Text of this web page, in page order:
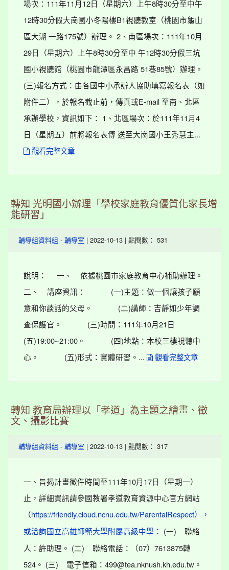
場次：111年11月12日（星期六）上午8時30分至中午
12時30分假大崗國小冬陽樓B1視聽教室（桃園市龜山
區大湖 一路175號）辦理。 2、南區場次：111年10月
29日（星期六）上午8時30分至中 午12時30分假三坑
國小視聽館（桃園市龍潭區永昌路 51巷85號）辦理。
(三)報名方式：由各國中小承辦人協助填寫報名表（如
附件二），於報名截止前，傳真或E-mail 至南、北區
承辦學校，資訊如下： 1、北區場次：於111年11月4
日（星期五）前將報名表傳 送至大崗國小王秀慧主...
觀看完整文章
轉知 光明國小辦理「學校家庭教育優質化家長增
能研習」
輔導組資料組 - 輔導室 | 2022-10-13 | 點閱數： 531
說明： 一、 依據桃園市家庭教育中心補助辦理。
二、 講座資訊： (一)主題：做一個讓孩子願
意和你談話的父母。 (二)講師：吉靜如少年調
查保護官。 (三)時間：111年10月21日
(五)19:00~21:00。 (四)地點：本校三樓視聽中
心。 (五)形式：實體研習。...
觀看完整文章
轉知 教育局辦理以「孝道」為主題之繪畫、徵
文、攝影比賽
輔導組資料組 - 輔導室 | 2022-10-13 | 點閱數： 317
一、旨揭計畫徵件時間至111年10月17日（星期一）
止，詳細資訊請參國教署孝道教育資源中心官方網站
（ https://friendly.cloud.ncnu.edu.tw/ParentalRespect），
或洽詢國立高雄師範大學附屬高級中學：
(一) 聯絡
人：許助理。 (二) 聯絡電話：（07）7613875轉
524。 (三) 電子信箱：499@tea.nknush.kh.edu.tw。